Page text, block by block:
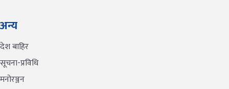
अन्य
देश बाहिर
सूचना-प्रविधि
मनोरञ्जन